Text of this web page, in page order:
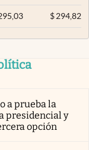
$294,82
a prueba la
presidencial y
opción